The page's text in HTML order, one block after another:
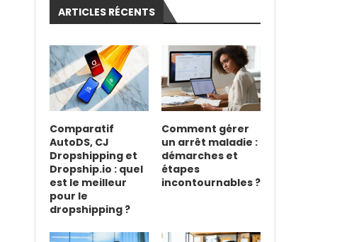
ARTICLES RÉCENTS
Comparatif
AutoDS, CJ
Dropshipping et
Dropship.io : quel
est le meilleur
pour le
dropshipping ?
Comment gérer
un arrêt maladie :
démarches et
étapes
incontournables ?